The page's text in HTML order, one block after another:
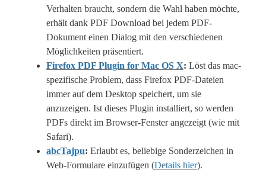
Verhalten braucht, sondern die Wahl haben möchte,
erhält dank PDF Download bei jedem PDF-
Dokument einen Dialog mit den verschiedenen
Möglichkeiten präsentiert.
Firefox PDF Plugin for Mac OS X: Löst das mac-
spezifische Problem, dass Firefox PDF-Dateien
immer auf dem Desktop speichert, um sie
anzuzeigen. Ist dieses Plugin installiert, so werden
PDFs direkt im Browser-Fenster angezeigt (wie mit
Safari).
abcTajpu: Erlaubt es, beliebige Sonderzeichen in
Web-Formulare einzufügen (Details hier).